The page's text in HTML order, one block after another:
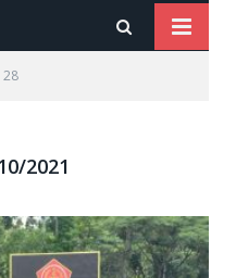
28
2021